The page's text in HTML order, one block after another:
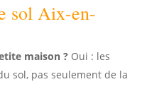
sol Aix-en-
maison ?Oui : les
sol, pas seulement de la